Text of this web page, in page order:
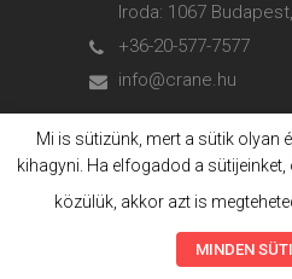
Iroda: 1067
+36-20-577-7577
info@crane.hu
© 2006. - 2023.
Mi is sütizünk, mert a sütik olyan
kihagyni. Ha elfogadod a
közülük, akkor azt is
MINDEN